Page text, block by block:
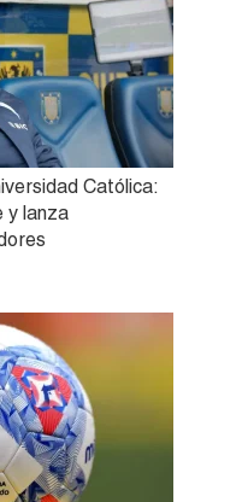
Católica:
y lanza